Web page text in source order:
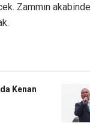
Zammın
Kenan